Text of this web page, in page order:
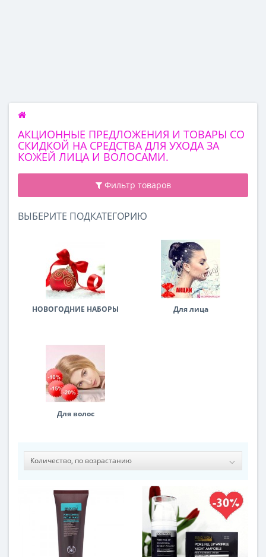
АКЦИОННЫЕ ПРЕДЛОЖЕНИЯ И ТОВАРЫ СО
СКИДКОЙ НА СРЕДСТВА ДЛЯ УХОДА ЗА
КОЖЕЙ ЛИЦА И ВОЛОСАМИ.
Фильтр товаров
ВЫБЕРИТЕ ПОДКАТЕГОРИЮ
НОВОГОДНИЕ НАБОРЫ Для лица
Для волос